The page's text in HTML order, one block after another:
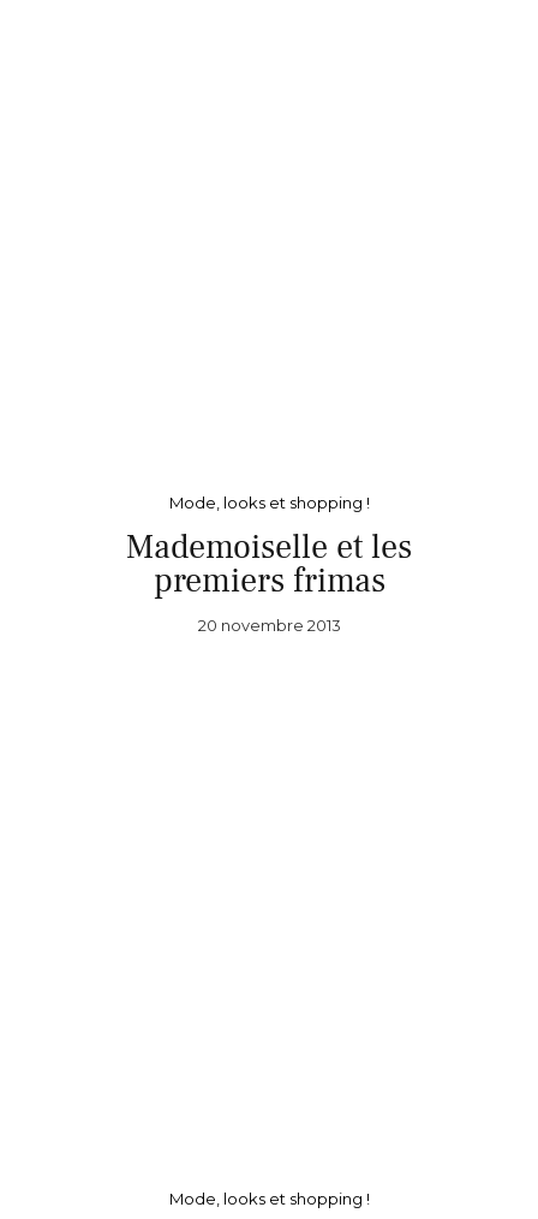
Mode, looks et shopping !
Mademoiselle et les
premiers frimas
20 novembre 2013
Mode, looks et shopping !